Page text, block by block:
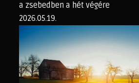
a zsebedben a hét végére
2026.05.19.